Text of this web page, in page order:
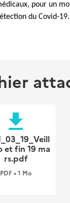
pour un
du Covid-19.
file_download
et fin 19 ma
rs.pdf
PDF • 1 Mo